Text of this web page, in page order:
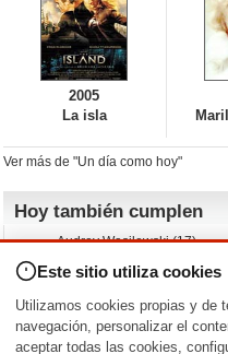
2005
La isla
Ver más de "Un día como hoy"
Hoy también cumplen
Audrey Wasilewski (17)
Angie Cole (40)
Paul Kasey (53)
Adam Irigoyen (29)
Este sitio utiliza cookies
Utilizamos cookies propias y de
navegación, personalizar el
aceptar todas las cookies,